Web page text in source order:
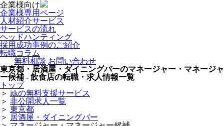
企業様向け
企業様専用ページ
人材紹介サービス
サービスの流れ
ヘッドハンティング
採用成功事例のご紹介
転職コラム
無料相談 お問い合わせ
東京都・居酒屋・ダイニングバーのマネージャー・マネージャ
ー候補 - 飲食店の転職・求人情報一覧
トップ
＞ itkの無料支援サービス
＞ 非公開求人一覧
＞ 東京都
＞ 居酒屋・ダイニングバー